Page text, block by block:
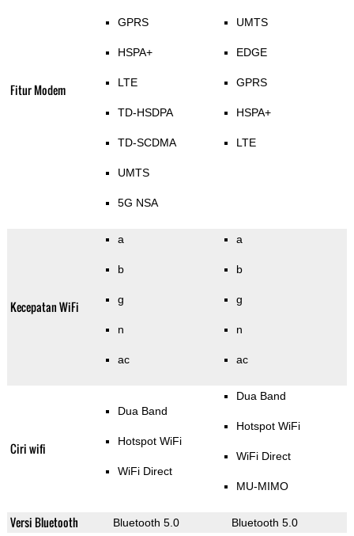
Fitur Modem
GPRS
HSPA+
LTE
TD-HSDPA
TD-SCDMA
UMTS
5G NSA
UMTS
EDGE
GPRS
HSPA+
LTE
Kecepatan WiFi
a
b
g
n
ac
a
b
g
n
ac
Ciri wifi
Dua Band
Hotspot WiFi
WiFi Direct
Dua Band
Hotspot WiFi
WiFi Direct
MU-MIMO
Versi Bluetooth Bluetooth 5.0 Bluetooth 5.0